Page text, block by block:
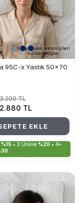
Yapay zekâ teknolojileri
kullanılmıştır.
95C-x Yastık 50x70
TL
2.880 TL
EKLE
%15 • 3 Ürüne %20 • 4+